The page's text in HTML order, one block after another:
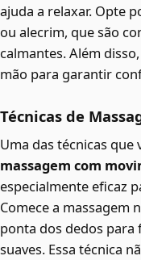
ajuda a relaxar. Opte
ou alecrim, que são
calmantes. Além
mão para garantir
Técnicas de
Uma das técnicas que
massagem com
especialmente eficaz
Comece a massagem
ponta dos dedos
suaves. Essa técnica